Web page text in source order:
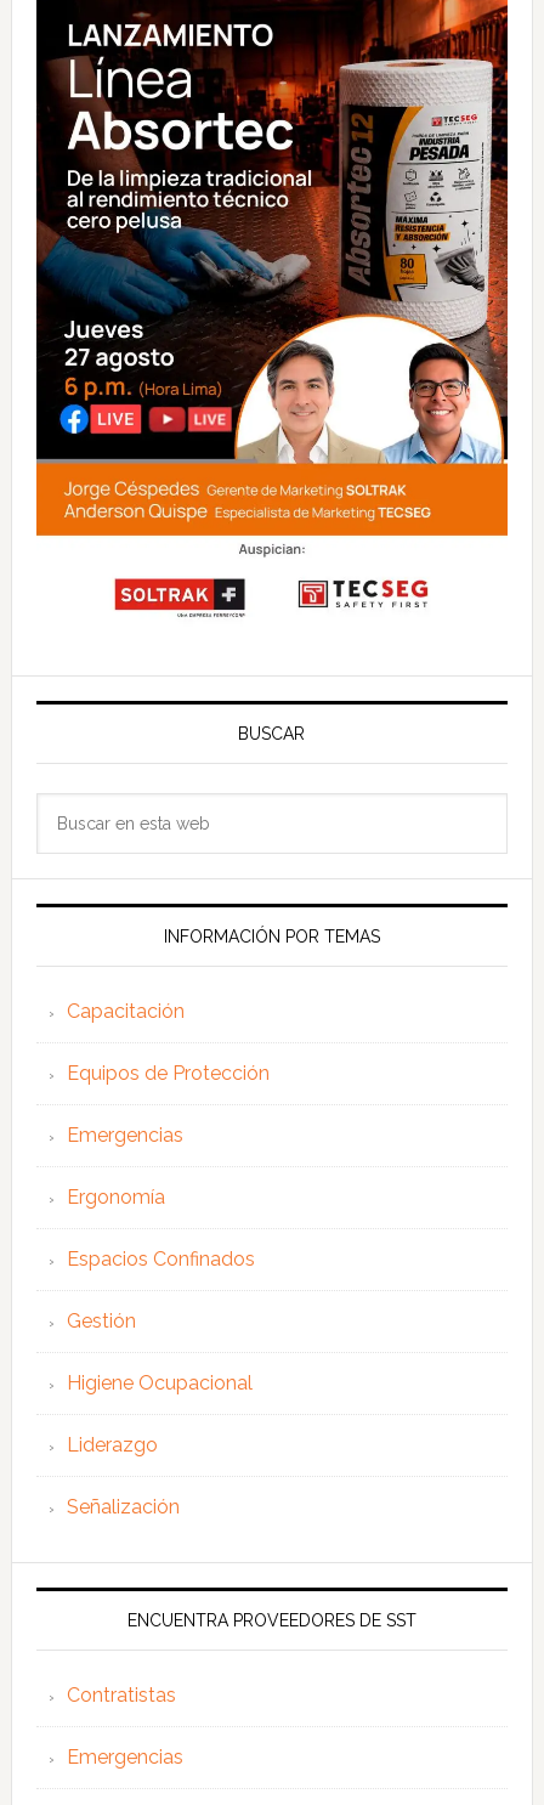
BUSCAR
web
INFORMACIÓN POR TEMAS
Capacitación
Equipos de Protección
Emergencias
Ergonomía
Espacios Confinados
Gestión
Higiene Ocupacional
Liderazgo
Señalización
ENCUENTRA PROVEEDORES DE SST
Contratistas
Emergencias